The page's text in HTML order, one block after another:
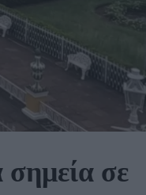
σε